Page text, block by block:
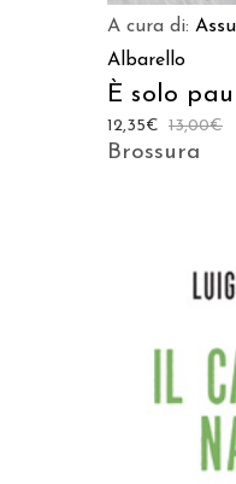
A cura di:
Albarello
È solo
13,00€
12,35€
Brossura